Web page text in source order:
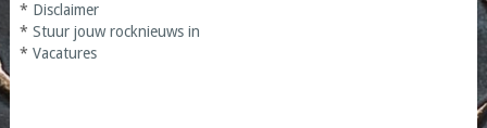
* Disclaimer
* Stuur jouw rocknieuws in
* Vacatures